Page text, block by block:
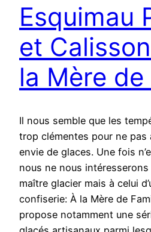
Esquimau
et
la Mère
Il nous semble que les
trop clémentes pour ne pas
envie de glaces. Une fois
nous ne nous intéresserons
maître glacier mais à celui
confiserie: À la Mère de
propose notamment une